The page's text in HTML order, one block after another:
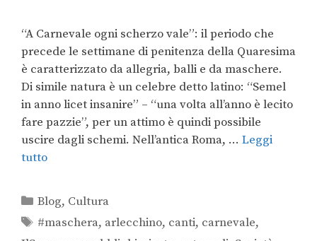
“A Carnevale ogni scherzo vale”: il periodo che
precede le settimane di penitenza della Quaresima
è caratterizzato da allegria, balli e da maschere.
Di simile natura è un celebre detto latino: “Semel
in anno licet insanire” – “una volta all’anno è lecito
fare pazzie”, per un attimo è quindi possibile
uscire dagli schemi. Nell’antica Roma, … Leggi
tutto
Blog, Cultura
#maschera, arlecchino, canti, carnevale,